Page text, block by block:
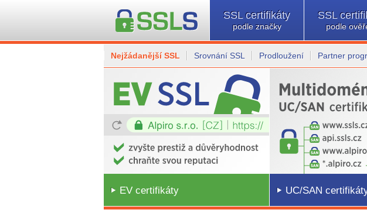
SSL certifikáty
podle značky
SSL
podle
Nejžádanější SSL Srovnání SSL Prodloužení Partner
EV certifikáty UC/SAN